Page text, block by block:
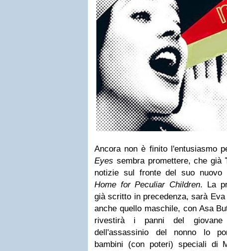
Ancora non è finito l'entusiasmo
Eyes sembra promettere, che già
notizie sul fronte del suo
Home for Peculiar Children. La
già scritto in precedenza, sarà
anche quello maschile, con Asa
rivestirà i panni del
dell'assassinio del nonno lo
bambini (con poteri) speciali di